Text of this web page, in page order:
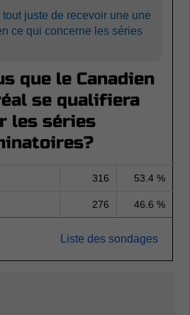
tout juste de recevoir une une
ce qui concerne les séries
que le Canadien
se qualifiera
les séries
316 53.4 %
276 46.6 %
Liste des sondages